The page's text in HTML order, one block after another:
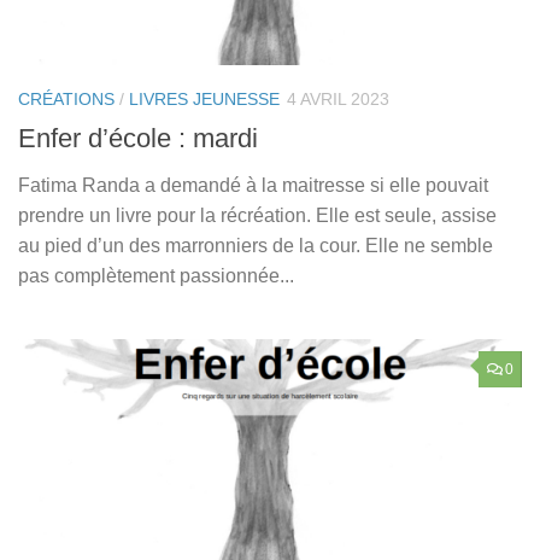
CRÉATIONS / LIVRES JEUNESSE 4 AVRIL 2023
Enfer d’école : mardi
Fatima Randa a demandé à la maitresse si elle pouvait
prendre un livre pour la récréation. Elle est seule, assise
au pied d’un des marronniers de la cour. Elle ne semble
pas complètement passionnée...
0